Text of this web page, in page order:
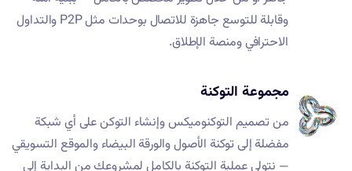
وقابلة للتوسع جاهزة للاتصال بوحدات مثل P2P والتداول
الاحترافي ومنصة الإطلاق.
مجموعة التوكنة
من تصميم التوكنوميكس وإنشاء التوكن على أي شبكة
مفضلة إلى توكنة الأصول والورقة البيضاء والموقع التسويقي
— نتولى عملية التوكنة بالكامل لمشروعك من البداية إلى